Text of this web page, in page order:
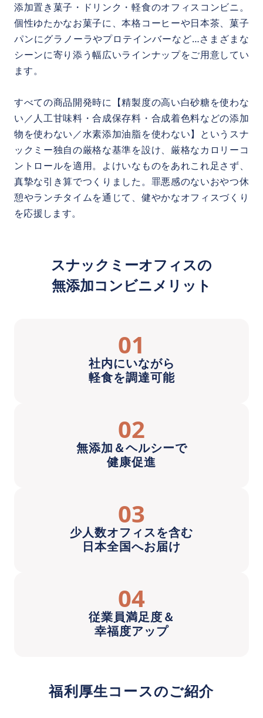
添加置き菓子・ドリンク・軽食のオフィスコンビニ。
個性ゆたかなお菓子に、本格コーヒーや日本茶、菓子
パンにグラノーラやプロテインバーなど…さまざまな
シーンに寄り添う幅広いラインナップをご用意してい
ます。
すべての商品開発時に【精製度の高い白砂糖を使わな
い／人工甘味料・合成保存料・合成着色料などの添加
物を使わない／水素添加油脂を使わない】というスナ
ックミー独自の厳格な基準を設け、厳格なカロリーコ
ントロールを適用。よけいなものをあれこれ足さず、
真摯な引き算でつくりました。罪悪感のないおやつ休
憩やランチタイムを通じて、健やかなオフィスづくり
を応援します。
スナックミーオフィスの
無添加コンビニメリット
01
社内にいながら
軽食を調達可能
02
無添加＆ヘルシーで
健康促進
03
少人数オフィスを含む
日本全国へお届け
04
従業員満足度＆
幸福度アップ
福利厚生コースのご紹介